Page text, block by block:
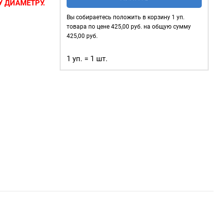
ДИАМЕТРУ.
уп.
500
цвет:
Золото
Вы собираетесь положить в корзину 1 уп.
товара по цене425,00 руб. на общую сумму
425,00 руб.
1 уп. = 1 шт.